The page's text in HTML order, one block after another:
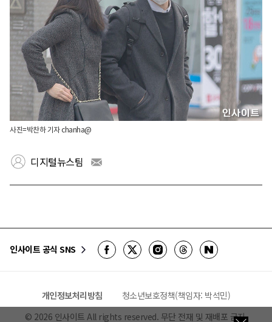
사진=박찬하 기자 chanha@
디지털뉴스팀
인사이트 공식 SNS
개인정보처리방침
청소년보호정책(책임자: 박석민)
© 2026 인사이트 All rights reserved. 무단 전재 및 재배포 금지.